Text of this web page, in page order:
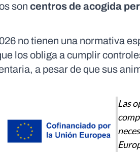
son centros de acogida
no tienen una normativa
los obliga a cumplir
a pesar de que sus
Las